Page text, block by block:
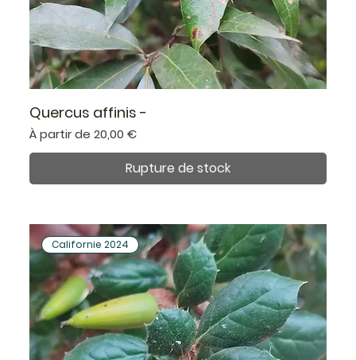
Quercus affinis -
À partir de20,00 €
Prix promotionnel
Rupture de stock
Californie 2024